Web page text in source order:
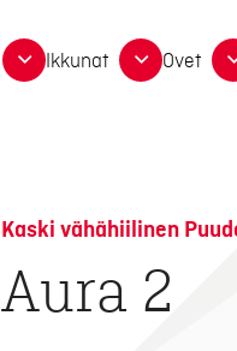
Ikkunat Ovet
Kaski vähähiilinen
Aura 2